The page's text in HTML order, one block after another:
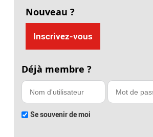
Nouveau ?
Inscrivez-vous
Déjà membre ?
Se souvenir de moi